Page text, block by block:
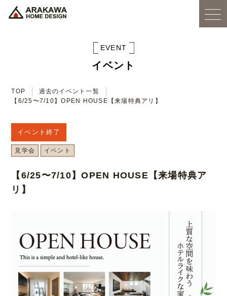
EVENT
イベント
TOP
過去のイベント一覧
【6/25〜7/10】OPEN HOUSE【来場特典アリ】
イベント終了
見学会 イベント
【6/25〜7/10】OPEN HOUSE【来場特典ア
リ】